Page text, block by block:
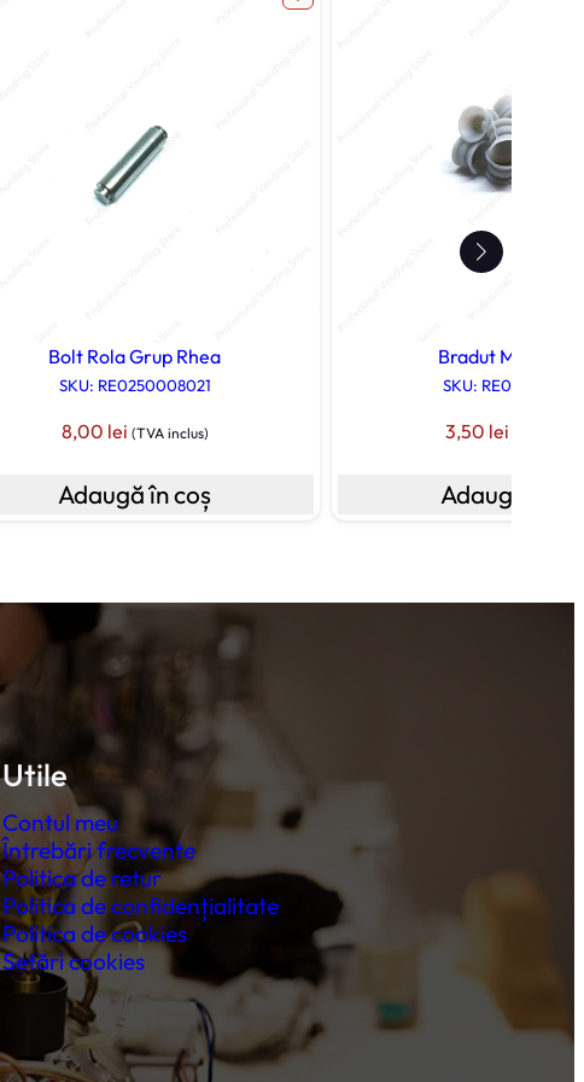
Bolt Rola Grup Rhea
SKU: RE0250008021
8,00 lei (TVA inclus)
Adaugă în coș
Bradut Mixer
SKU:
3,50 lei
Adaugă în
Utile
Contul meu
Întrebări frecvente
Politica de retur
Politica de confidențialitate
Politica de cookies
Setări cookies